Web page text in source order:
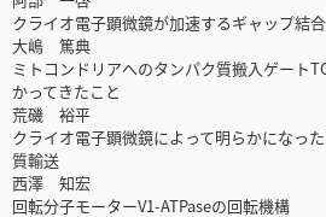
クライオ電子顕微鏡が加速するギャップ結
大嶋 篤典
ミトコンドリアへのタンパク質搬入ゲート
かってきたこと
荒磯 裕平
クライオ電子顕微鏡によって明らかになっ
質輸送
西澤 知宏
回転分子モーターV1-ATPaseの回転機構